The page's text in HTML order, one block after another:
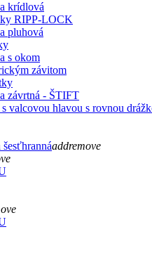
krídlová
RIPP-LOCK
pluhová
s okom
závitom
závrtná - ŠTIFT
valcovou hlavou s rovnou
addremove